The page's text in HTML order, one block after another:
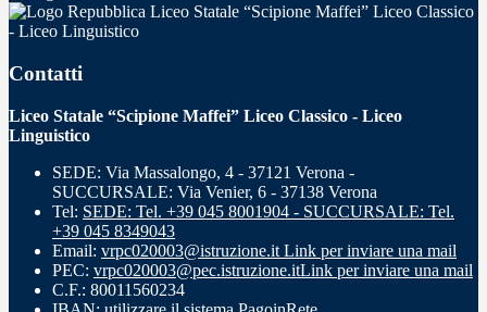
Liceo Statale “Scipione Maffei” Liceo Classico
- Liceo Linguistico
Contatti
Liceo Statale “Scipione Maffei” Liceo Classico - Liceo
Linguistico
SEDE: Via Massalongo, 4 - 37121 Verona -
SUCCURSALE: Via Venier, 6 - 37138 Verona
Tel: SEDE: Tel. +39 045 8001904 - SUCCURSALE: Tel.
+39 045 8349043
Email: vrpc020003@istruzione.it Link per inviare una mail
PEC: vrpc020003@pec.istruzione.itLink per inviare una mail
C.F.: 80011560234